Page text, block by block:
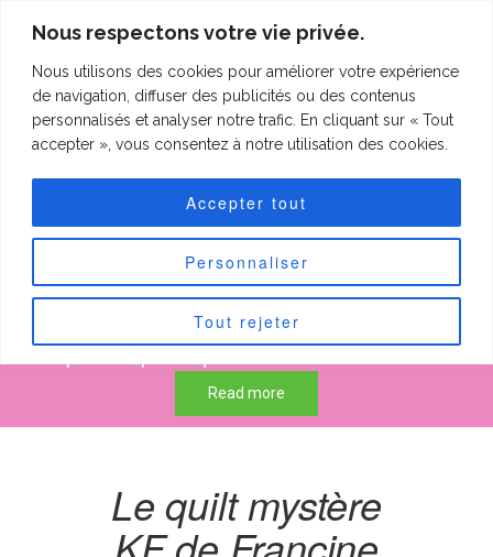
Nous respectons votre vie privée.
Nous utilisons des cookies pour améliorer votre expérience
de navigation, diffuser des publicités ou des contenus
personnalisés et analyser notre trafic. En cliquant sur « Tout
accepter », vous consentez à notre utilisation des cookies.
Personnaliser
Tout rejeter
Accepter tout
clineting.com
Forfaits "Petits
patchs"
50 € pour les petits quilts de max 60 cm sur 60 cm.
Read more
Le quilt mystère
clineting.com